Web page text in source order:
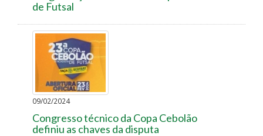
de Futsal
09/02/2024
Congresso técnico da Copa Cebolão
definiu as chaves da disputa